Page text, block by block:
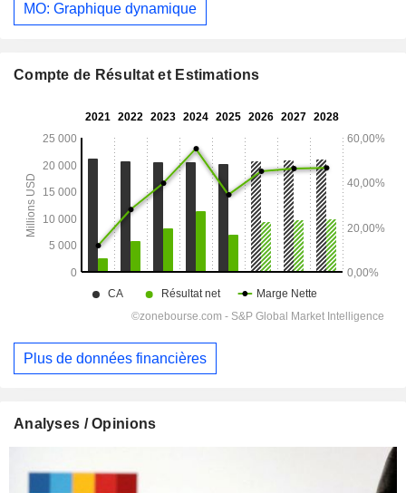
MO: Graphique dynamique
Compte de Résultat et Estimations
Plus de données financières
Analyses / Opinions